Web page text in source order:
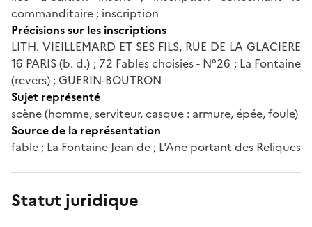
commanditaire ; inscription
Précisions sur les inscriptions
LITH. VIEILLEMARD ET SES FILS, RUE DE LA GLACIERE
16 PARIS (b. d.) ; 72 Fables choisies - N°26 ; La Fontaine
(revers) ; GUERIN-BOUTRON
Sujet représenté
scène (homme, serviteur, casque : armure, épée, foule)
Source de la représentation
fable ; La Fontaine Jean de ; L'Ane portant des Reliques
Statut juridique